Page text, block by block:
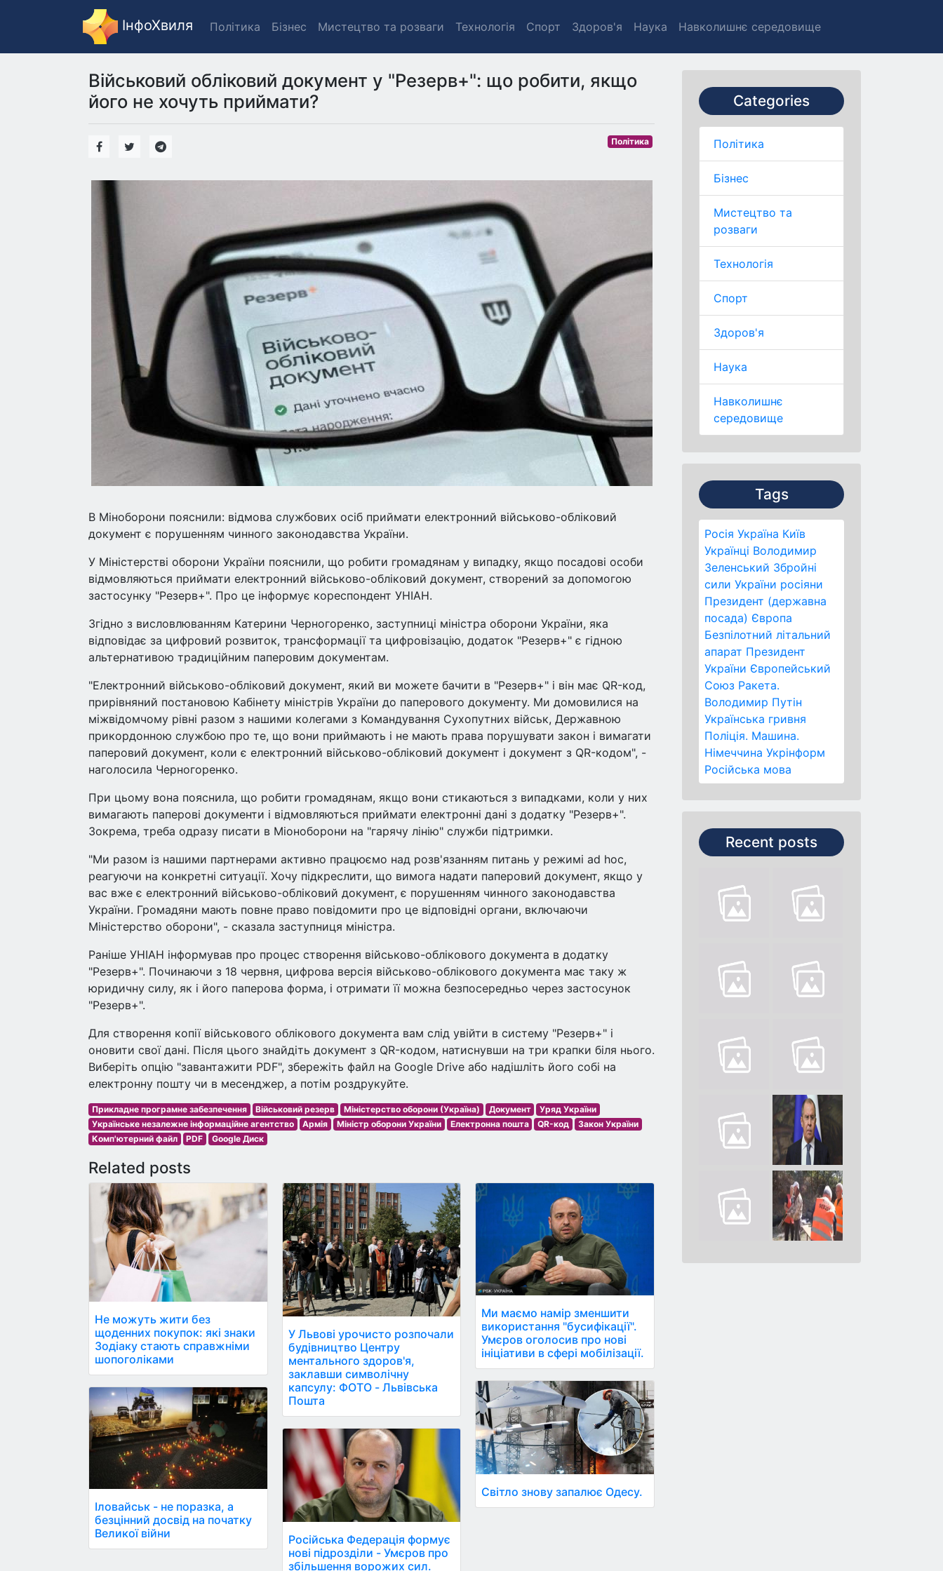
ІнфоХвиля Політика Бізнес Мистецтво та розваги Технологія Спорт Здоров'я Наука Навколишнє середовище
Categories
Політика
Бізнес
Мистецтво та
розваги
Технологія
Спорт
Здоров'я
Наука
Навколишнє
середовище
Tags
Росія Україна Київ
Українці Володимир
Зеленський Збройні
сили України росіяни
Президент (державна
посада) Європа
Безпілотний літальний
апарат Президент
України Європейський
Союз Ракета.
Володимир Путін
Українська гривня
Поліція. Машина.
Німеччина Укрінформ
Російська мова
Recent posts
Військовий обліковий документ у "Резерв+": що робити, якщо
його не хочуть приймати?
Політика
В Міноборони пояснили: відмова службових осіб приймати електронний військово-обліковий
документ є порушенням чинного законодавства України.
У Міністерстві оборони України пояснили, що робити громадянам у випадку, якщо посадові особи
відмовляються приймати електронний військово-обліковий документ, створений за допомогою
застосунку "Резерв+". Про це інформує кореспондент УНІАН.
Згідно з висловлюванням Катерини Черногоренко, заступниці міністра оборони України, яка
відповідає за цифровий розвиток, трансформації та цифровізацію, додаток "Резерв+" є гідною
альтернативою традиційним паперовим документам.
"Електронний військово-обліковий документ, який ви можете бачити в "Резерв+" і він має QR-код,
прирівняний постановою Кабінету міністрів України до паперового документу. Ми домовилися на
міжвідомчому рівні разом з нашими колегами з Командування Сухопутних військ, Державною
прикордонною службою про те, що вони приймають і не мають права порушувати закон і вимагати
паперовий документ, коли є електронний військово-обліковий документ і документ з QR-кодом", -
наголосила Черногоренко.
При цьому вона пояснила, що робити громадянам, якщо вони стикаються з випадками, коли у них
вимагають паперові документи і відмовляються приймати електронні дані з додатку "Резерв+".
Зокрема, треба одразу писати в Міоноборони на "гарячу лінію" служби підтримки.
"Ми разом із нашими партнерами активно працюємо над розв'язанням питань у режимі ad hoc,
реагуючи на конкретні ситуації. Хочу підкреслити, що вимога надати паперовий документ, якщо у
вас вже є електронний військово-обліковий документ, є порушенням чинного законодавства
України. Громадяни мають повне право повідомити про це відповідні органи, включаючи
Міністерство оборони", - сказала заступниця міністра.
Раніше УНІАН інформував про процес створення військово-облікового документа в додатку
"Резерв+". Починаючи з 18 червня, цифрова версія військово-облікового документа має таку ж
юридичну силу, як і його паперова форма, і отримати її можна безпосередньо через застосунок
"Резерв+".
Для створення копії військового облікового документа вам слід увійти в систему "Резерв+" і
оновити свої дані. Після цього знайдіть документ з QR-кодом, натиснувши на три крапки біля нього.
Виберіть опцію "завантажити PDF", збережіть файл на Google Drive або надішліть його собі на
електронну пошту чи в месенджер, а потім роздрукуйте.
Прикладне програмне забезпечення Військовий резерв Міністерство оборони (Україна) Документ
Уряд України
Українське незалежне інформаційне агентство
Армія Міністр оборони України Електронна пошта QR-код
Закон України
Комп'ютерний файл
PDF Google Диск
Related posts
Не можуть жити без
щоденних покупок: які знаки
Зодіаку стають справжніми
шопоголіками
Іловайськ - не поразка, а
безцінний досвід на початку
Великої війни
У Львові урочисто розпочали
будівництво Центру
ментального здоров'я,
заклавши символічну
капсулу: ФОТО - Львівська
Пошта
Російська Федерація формує
нові підрозділи - Умєров про
збільшення ворожих сил.
Ми маємо намір зменшити
використання "бусифікації".
Умєров оголосив про нові
ініціативи в сфері мобілізації.
Світло знову запалює Одесу.